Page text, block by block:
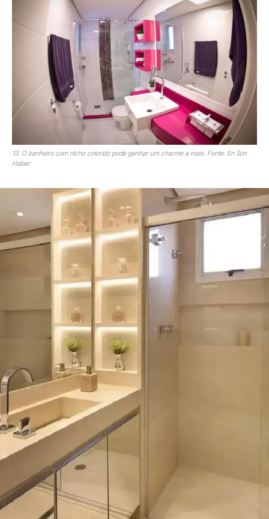
13. O banheiro com nicho colorido pode ganhar um charme a mais. Fonte: En Son
Haber